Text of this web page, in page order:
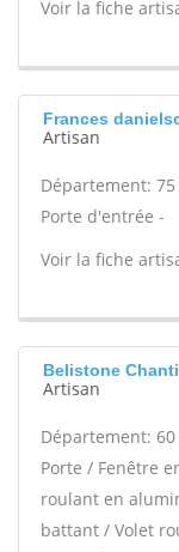
Voir la fiche
Frances
Artisan
Département: 75
Porte d'entrée -
Voir la fiche
Belistone
Artisan
Département: 60
Porte / Fenêtre
roulant en
battant / Volet